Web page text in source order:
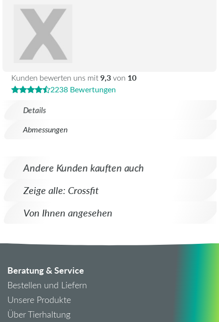
Details
Abmessungen
Kunden bewerten uns mit9,3von 10
2238 Bewertungen
Andere Kunden kauften auch
Zeige alle: Crossfit
Von Ihnen angesehen
Beratung & Service
Bestellen und Liefern
Unsere Produkte
Über Tierhaltung